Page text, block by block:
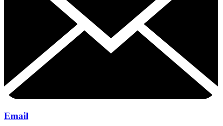
Email